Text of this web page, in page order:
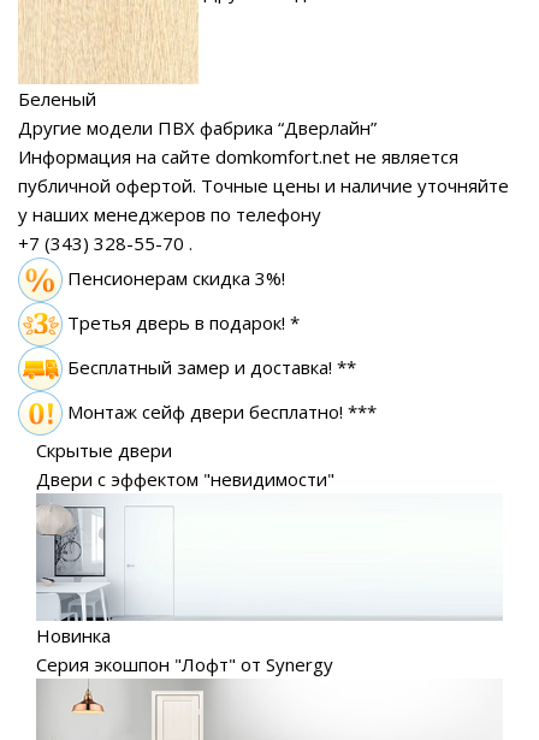
Беленый
Другие модели ПВХ фабрика “Дверлайн”
Информация на сайте domkomfort.net не является
публичной офертой. Точные цены и наличие уточняйте
у наших менеджеров по телефону
+7 (343) 328-55-70 .
Пенсионерам скидка 3%!
Третья дверь в подарок! *
Бесплатный замер и доставка! **
Монтаж сейф двери бесплатно! ***
Скрытые двери
Двери с эффектом "невидимости"
Новинка
Серия экошпон "Лофт" от Synergy